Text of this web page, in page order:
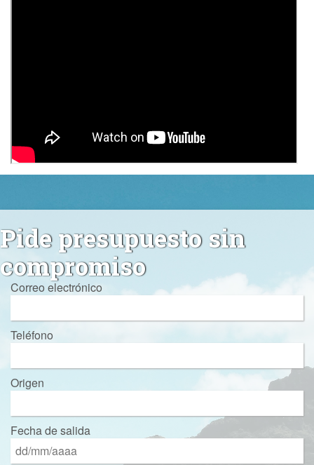
Pide presupuesto sin
compromiso
Correo electrónico
Teléfono
Origen
Fecha de salida